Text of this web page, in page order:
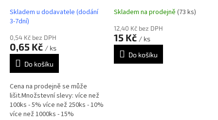
Skladem u dodavatele (dodání
3-7dní)
0,54 Kč bez DPH
0,65 Kč / ks
Do košíku
Cena na prodejně se může
lišit.Množstevní slevy: více než
100ks - 5% více než 250ks - 10%
více než 1000ks - 15%
Skladem na prodejně (73 ks)
12,40 Kč bez DPH
15 Kč / ks
Do košíku